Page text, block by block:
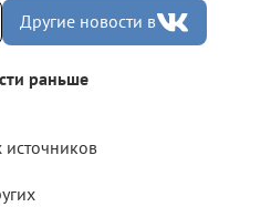
Другие новости в
раньше